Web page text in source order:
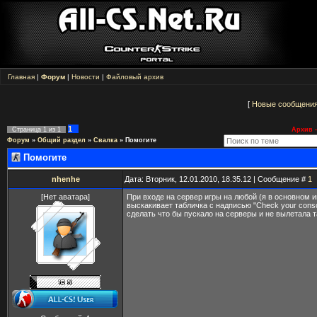
Главная | Форум | Новости | Файловый архив
[ Новые
Страница 1 из 1 1
Архив -
Форум » Общий раздел » Свалка » Помогите
Помогите
nhenhe Дата: Вторник, 12.01.2010, 18.35.12 | Сообщение # 1
[Нет аватара]
При входе на сервер игры на любой (я в основном
выскакивает табличка с надписью "Check your
сделать что бы пускало на серверы и не вылетала